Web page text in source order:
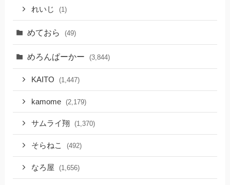
れいじ (1)
めておら (49)
めろんぱーかー (3,844)
KAITO (1,447)
kamome (2,179)
サムライ翔 (1,370)
そらねこ (492)
なろ屋 (1,656)